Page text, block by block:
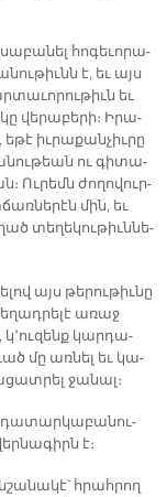
հո­գե­ւո­րա­
է, եւ այս
եւ
վե­րա­բե­րի։ Ի­րա­
ե­թէ իւ­րա­քան­չիւ­րը
ու գի­տա­
Ու­րեմն ժո­ղո­վուր­
մին, եւ
տե­ղե­կու­թիւն­նե­
այս թե­րու­թիւ­նը
ա­ռաջ
կ՚ու­զենք կար­դա­
մը առ­նել եւ կա­
ջա­նալ։
դա­տար­կա­բա­նու­
է։
հրահ­րող